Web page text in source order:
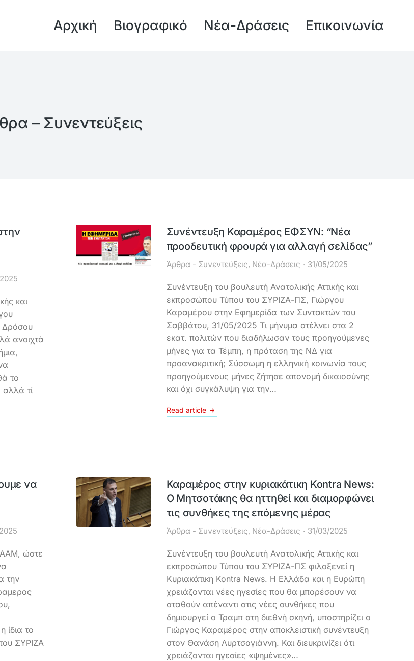
Αρχική Βιογραφικό Νέα-Δράσεις Επικοινωνία
– Συνεντεύξεις
και
Δρόσου
ανοιχτά
το
τί
Συνέντευξη Καραμέρος ΕΦΣΥΝ: “Νέα
προοδευτική φρουρά για αλλαγή σελίδας”
Άρθρα - Συνεντεύξεις, Νέα-Δράσεις 31/05/2025
Συνέντευξη του βουλευτή Ανατολικής Αττικής και
εκπροσώπου Τύπου του ΣΥΡΙΖΑ-ΠΣ, Γιώργου
Καραμέρου στην Εφημερίδα των Συντακτών του
Σαββάτου, 31/05/2025 Τι μήνυμα στέλνει στα 2
εκατ. πολιτών που διαδήλωσαν τους προηγούμενες
μήνες για τα Τέμπη, η πρόταση της ΝΔ για
προανακριτική; Σύσσωμη η ελληνική κοινωνία τους
προηγούμενους μήνες ζήτησε απονομή δικαιοσύνης
και όχι συγκάλυψη για την…
Read article
να
ώστε
την
ίδια το
ΣΥΡΙΖΑ
Καραμέρος στην κυριακάτικη Kontra News:
Ο Μητσοτάκης θα ηττηθεί και διαμορφώνει
τις συνθήκες της επόμενης μέρας
Άρθρα - Συνεντεύξεις, Νέα-Δράσεις 31/03/2025
Συνέντευξη του βουλευτή Ανατολικής Αττικής και
εκπροσώπου Τύπου του ΣΥΡΙΖΑ-ΠΣ φιλοξενεί η
Κυριακάτικη Kontra News. Η Ελλάδα και η Ευρώπη
χρειάζονται νέες ηγεσίες που θα μπορέσουν να
σταθούν απέναντι στις νέες συνθήκες που
δημιουργεί ο Τραμπ στη διεθνή σκηνή, υποστηρίζει ο
Γιώργος Καραμέρος στην αποκλειστική συνέντευξη
στον Θανάση Λυρτσογιάννη. Και διευκρινίζει ότι
χρειάζονται ηγεσίες «ψημένες»…